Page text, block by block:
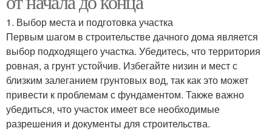
1. Выбор места и подготовка участка
Первым шагом в строительстве дачного дома является
выбор подходящего участка. Убедитесь, что территория
ровная, а грунт устойчив. Избегайте низин и мест с
близким залеганием грунтовых вод, так как это может
привести к проблемам с фундаментом. Также важно
убедиться, что участок имеет все необходимые
разрешения и документы для строительства.